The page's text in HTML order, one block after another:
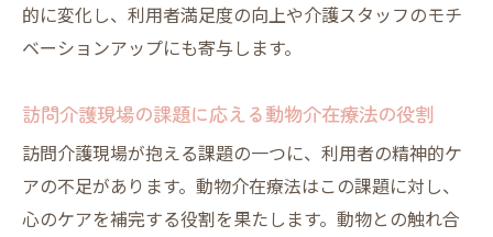
的に変化し、利用者満足度の向上や介護スタッフのモチ
ベーションアップにも寄与します。
訪問介護現場の課題に応える動物介在療法の役割
訪問介護現場が抱える課題の一つに、利用者の精神的ケ
アの不足があります。動物介在療法はこの課題に対し、
心のケアを補完する役割を果たします。動物との触れ合